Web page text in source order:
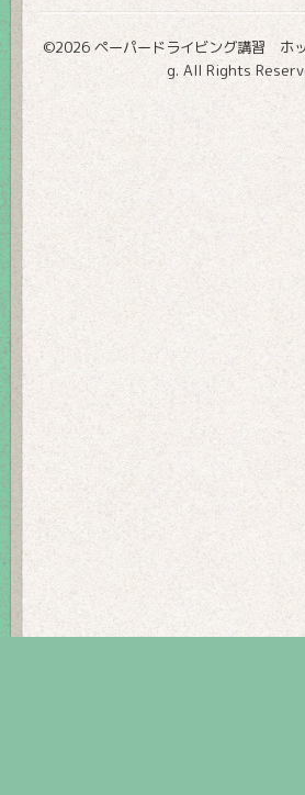
©2026 ペーパードライビング講習 ホ
g. All Rights